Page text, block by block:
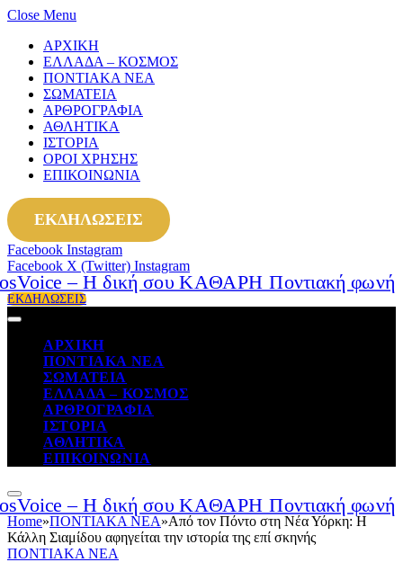
Close Menu
ΑΡΧΙΚΗ
ΕΛΛΑΔΑ – ΚΟΣΜΟΣ
ΠΟΝΤΙΑΚΑ ΝΕΑ
ΣΩΜΑΤΕΙΑ
ΑΡΘΡΟΓΡΑΦΙΑ
ΑΘΛΗΤΙΚΑ
ΙΣΤΟΡΙΑ
ΟΡΟΙ ΧΡΗΣΗΣ
ΕΠΙΚΟΙΝΩΝΙΑ
ΕΚΔΗΛΩΣΕΙΣ
Facebook Instagram
Facebook X (Twitter) Instagram
ΕΚΔΗΛΩΣΕΙΣ
ΑΡΧΙΚΗ
ΠΟΝΤΙΑΚΑ ΝΕΑ
ΣΩΜΑΤΕΙΑ
ΕΛΛΑΔΑ – ΚΟΣΜΟΣ
ΑΡΘΡΟΓΡΑΦΙΑ
ΙΣΤΟΡΙΑ
ΑΘΛΗΤΙΚΑ
ΕΠΙΚΟΙΝΩΝΙΑ
Home»ΠΟΝΤΙΑΚΑ ΝΕΑ»Από τον Πόντο στη Νέα Υόρκη: Η
Κάλλη Σιαμίδου αφηγείται την ιστορία της επί σκηνής
ΠΟΝΤΙΑΚΑ ΝΕΑ